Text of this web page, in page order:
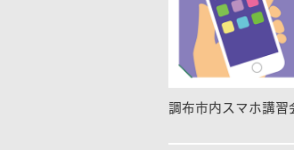
調布市内スマホ講習